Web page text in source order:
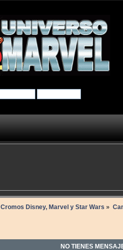
Cromos Disney, Marvel y Star Wars »
NO TIENES